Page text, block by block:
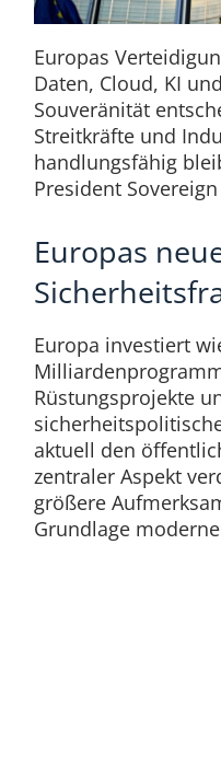
Europas
Daten, Cloud, KI
Souveränität
Streitkräfte und
handlungsfähig
President
Europas
Europa investiert
Rüstungsprojekte
aktuell den
zentraler Aspekt
größere
Grundlage